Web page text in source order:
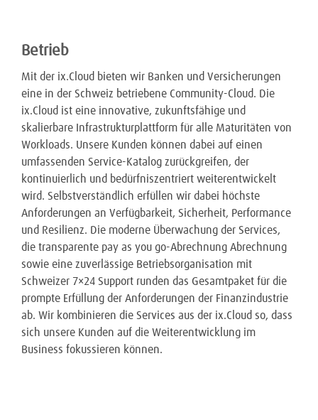
Betrieb
Mit der ix.Cloud bieten wir Banken und Versicherungen
eine in der Schweiz betriebene Community-Cloud. Die
ix.Cloud ist eine innovative, zukunftsfähige und
skalierbare Infrastrukturplattform für alle Maturitäten von
Workloads. Unsere Kunden können dabei auf einen
umfassenden Service-Katalog zurückgreifen, der
kontinuierlich und bedürfniszentriert weiterentwickelt
wird. Selbstverständlich erfüllen wir dabei höchste
Anforderungen an Verfügbarkeit, Sicherheit, Performance
und Resilienz. Die moderne Überwachung der Services,
die transparente pay as you go-Abrechnung Abrechnung
sowie eine zuverlässige Betriebsorganisation mit
Schweizer 7×24 Support runden das Gesamtpaket für die
prompte Erfüllung der Anforderungen der Finanzindustrie
ab. Wir kombinieren die Services aus der ix.Cloud so, dass
sich unsere Kunden auf die Weiterentwicklung im
Business fokussieren können.